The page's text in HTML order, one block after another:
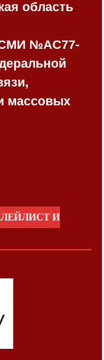
область
СМИ №AC77-
массовых
И